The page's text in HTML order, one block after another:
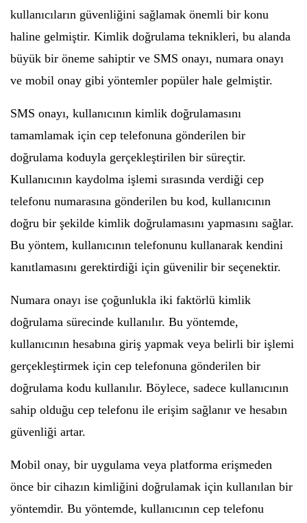
kullanıcıların güvenliğini sağlamak önemli bir konu
haline gelmiştir. Kimlik doğrulama teknikleri, bu alanda
büyük bir öneme sahiptir ve SMS onayı, numara onayı
ve mobil onay gibi yöntemler popüler hale gelmiştir.
SMS onayı, kullanıcının kimlik doğrulamasını
tamamlamak için cep telefonuna gönderilen bir
doğrulama koduyla gerçekleştirilen bir süreçtir.
Kullanıcının kaydolma işlemi sırasında verdiği cep
telefonu numarasına gönderilen bu kod, kullanıcının
doğru bir şekilde kimlik doğrulamasını yapmasını sağlar.
Bu yöntem, kullanıcının telefonunu kullanarak kendini
kanıtlamasını gerektirdiği için güvenilir bir seçenektir.
Numara onayı ise çoğunlukla iki faktörlü kimlik
doğrulama sürecinde kullanılır. Bu yöntemde,
kullanıcının hesabına giriş yapmak veya belirli bir işlemi
gerçekleştirmek için cep telefonuna gönderilen bir
doğrulama kodu kullanılır. Böylece, sadece kullanıcının
sahip olduğu cep telefonu ile erişim sağlanır ve hesabın
güvenliği artar.
Mobil onay, bir uygulama veya platforma erişmeden
önce bir cihazın kimliğini doğrulamak için kullanılan bir
yöntemdir. Bu yöntemde, kullanıcının cep telefonu